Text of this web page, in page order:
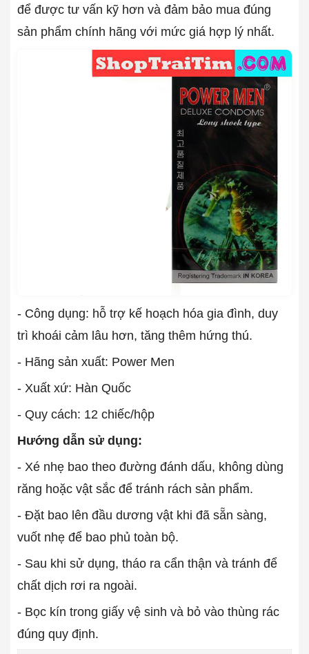
để được tư vấn kỹ hơn và đảm bảo mua đúng
sản phẩm chính hãng với mức giá hợp lý nhất.
- Công dụng: hỗ trợ kế hoạch hóa gia đình, duy
trì khoái cảm lâu hơn, tăng thêm hứng thú.
- Hãng sản xuất: Power Men
- Xuất xứ: Hàn Quốc
- Quy cách: 12 chiếc/hộp
Hướng dẫn sử dụng:
- Xé nhẹ bao theo đường đánh dấu, không dùng
răng hoặc vật sắc để tránh rách sản phẩm.
- Đặt bao lên đầu dương vật khi đã sẵn sàng,
vuốt nhẹ để bao phủ toàn bộ.
- Sau khi sử dụng, tháo ra cẩn thận và tránh để
chất dịch rơi ra ngoài.
- Bọc kín trong giấy vệ sinh và bỏ vào thùng rác
đúng quy định.